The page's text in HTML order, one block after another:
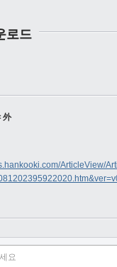
로드
外
ArticleView/